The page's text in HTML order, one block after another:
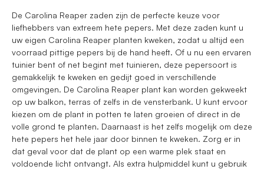
De Carolina Reaper zaden zijn de perfecte keuze voor
liefhebbers van extreem hete pepers. Met deze zaden kunt u
uw eigen Carolina Reaper planten kweken, zodat u altijd een
voorraad pittige pepers bij de hand heeft. Of u nu een ervaren
tuinier bent of net begint met tuinieren, deze pepersoort is
gemakkelijk te kweken en gedijt goed in verschillende
omgevingen. De Carolina Reaper plant kan worden gekweekt
op uw balkon, terras of zelfs in de vensterbank. U kunt ervoor
kiezen om de plant in potten te laten groeien of direct in de
volle grond te planten. Daarnaast is het zelfs mogelijk om deze
hete pepers het hele jaar door binnen te kweken. Zorg er in
dat geval voor dat de plant op een warme plek staat en
voldoende licht ontvangt. Als extra hulpmiddel kunt u gebruik